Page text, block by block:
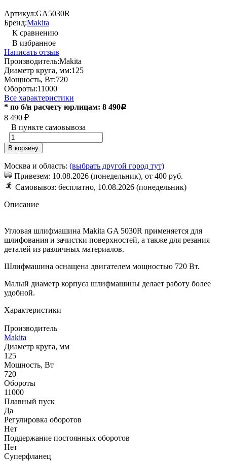
Артикул:GA5030R
Бренд:Makita
К сравнению
В избранное
Написать отзыв
Производитель:Makita
Диаметр круга, мм:125
Мощность, Вт:720
Обороты:11000
Все характеристики
* по б/н расчету юрлицам: 8 490Р
8 490 ₽
В пункте самовывоза
В корзину
Москва и область: (выбрать другой город тут)
Привезем: 10.08.2026 (понедельник), от 400 руб.
Cамовывоз: бесплатно, 10.08.2026 (понедельник)
Описание
Угловая шлифмашина Makita GA 5030R применяется для
шлифования и зачистки поверхностей, а также для резания
деталей из различных материалов.
Шлифмашина оснащена двигателем мощностью 720 Вт.
Малый диаметр корпуса шлифмашины делает работу более
удобной.
Характеристики
Производитель
Makita
Диаметр круга, мм
125
Мощность, Вт
720
Обороты
11000
Плавный пуск
Да
Регулировка оборотов
Нет
Поддержание постоянных оборотов
Нет
Суперфланец